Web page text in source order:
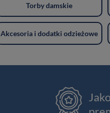
Torby damskie
Akcesoria i dodatki odzieżowe